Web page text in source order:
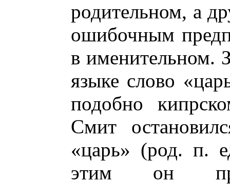
родительном, а
ошибочным
в именительном.
языке слово
подобно
Смит
«царь» (род. п.
этим он